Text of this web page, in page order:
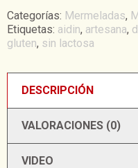
Categorías: Mermeladas,
Etiquetas: aidin, artesana,
gluten, sin lactosa
DESCRIPCIÓN
VALORACIONES (0)
VIDEO